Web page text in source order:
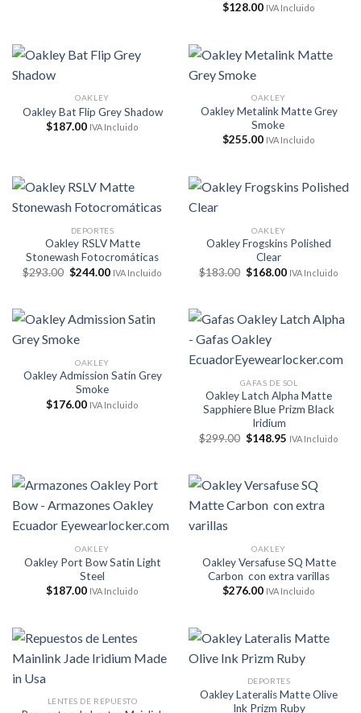
$128.00 IVA Incluido
OAKLEY
Oakley Bat Flip Grey Shadow
$187.00 IVA Incluido
OAKLEY
Oakley Metalink Matte Grey
Smoke
$255.00 IVA Incluido
DEPORTES
Oakley RSLV Matte
Stonewash Fotocromáticas
$293.00 El
precio
$293.00.
$244.00El
$244.00.
IVA Incluido
OAKLEY
Oakley Frogskins Polished
Clear
$183.00 El
precio
$183.00.
$168.00El
$168.00.
IVA Incluido
OAKLEY
Oakley Admission Satin Grey
Smoke
$176.00 IVA Incluido
GAFAS DE SOL
Oakley Latch Alpha Matte
Sapphiere Blue Prizm Black
Iridium
$299.00 El
$299.00.
$148.95 El
$148.95.
IVA Incluido
OAKLEY
Oakley Port Bow Satin Light
Steel
$187.00 IVA Incluido
OAKLEY
Oakley Versafuse SQ Matte
Carbon con extra varillas
$276.00 IVA Incluido
LENTES DE REPUESTO
DEPORTES
Oakley Lateralis Matte Olive
Ink Prizm Ruby